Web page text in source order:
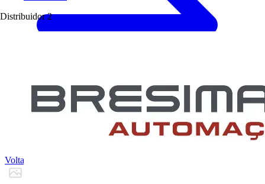
Distribuidor 2
Voltar para Produtos